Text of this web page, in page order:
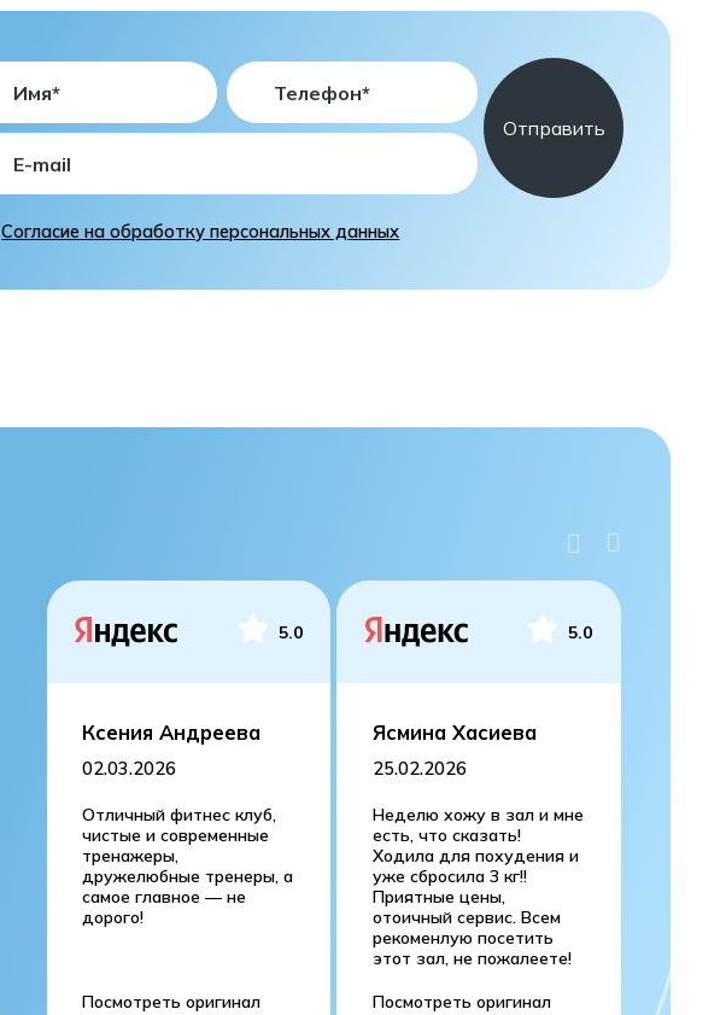
Согласие на обработку персональных данных
5.0
Ксения Андреева
02.03.2026
Отличный фитнес клуб,
чистые и современные
тренажеры,
дружелюбные тренеры, а
самое главное — не
дорого!
Посмотреть оригинал
5.0
Ясмина Хасиева
25.02.2026
Неделю хожу в зал и мне
есть, что сказать!
Ходила для похудения и
уже сбросила 3 кг!!
Приятные цены,
отоичный сервис. Всем
рекоменлую посетить
этот зал, не пожалеете!
Посмотреть оригинал